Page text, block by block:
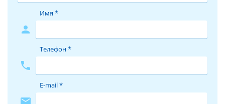
person
Имя *
phone
Телефон *
mail
E-mail *